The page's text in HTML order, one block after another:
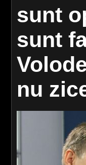
sunt
sunt
nu